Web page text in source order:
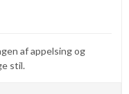
af appelsing og
stil.